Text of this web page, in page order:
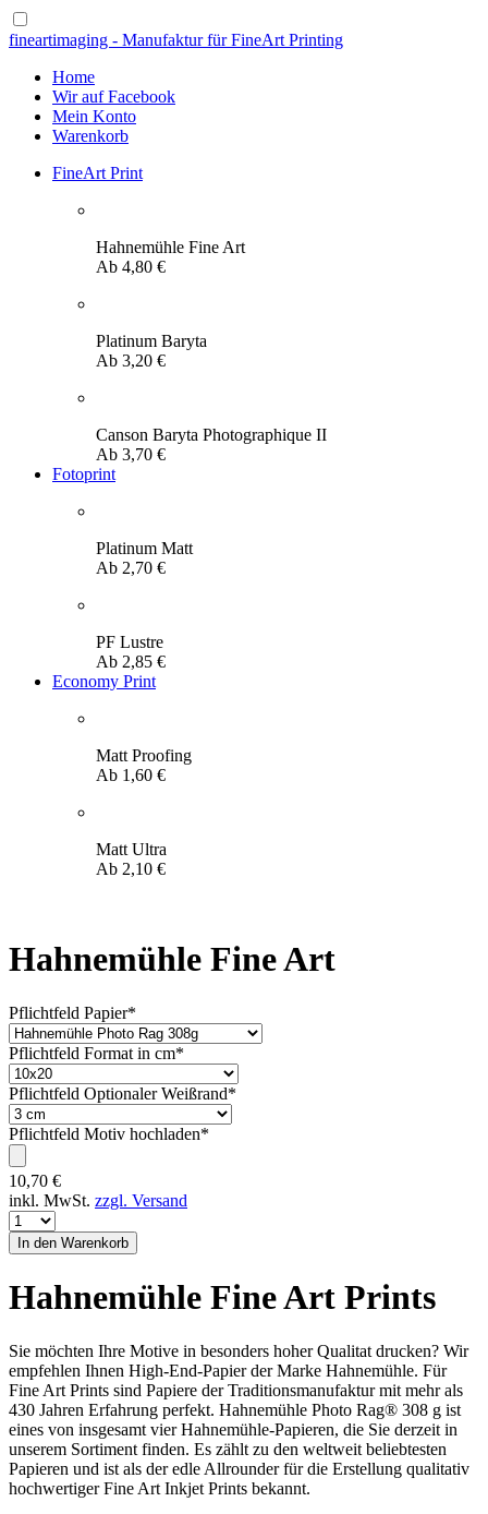
fineartimaging - Manufaktur für FineArt Printing
Home
Wir auf Facebook
Mein Konto
Warenkorb
FineArt Print
Hahnemühle Fine Art
Ab 4,80 €
Platinum Baryta
Ab 3,20 €
Canson Baryta Photographique II
Ab 3,70 €
Fotoprint
Platinum Matt
Ab 2,70 €
PF Lustre
Ab 2,85 €
Economy Print
Matt Proofing
Ab 1,60 €
Matt Ultra
Ab 2,10 €
Hahnemühle Fine Art
Pflichtfeld Papier*
Pflichtfeld Format in cm*
Pflichtfeld Optionaler Weißrand*
Pflichtfeld Motiv hochladen*
10,70 €
inkl. MwSt. zzgl. Versand
Hahnemühle Fine Art Prints
Sie möchten Ihre Motive in besonders hoher Qualitat drucken? Wir
empfehlen Ihnen High-End-Papier der Marke Hahnemühle. Für
Fine Art Prints sind Papiere der Traditionsmanufaktur mit mehr als
430 Jahren Erfahrung perfekt. Hahnemühle Photo Rag® 308 g ist
eines von insgesamt vier Hahnemühle-Papieren, die Sie derzeit in
unserem Sortiment finden. Es zählt zu den weltweit beliebtesten
Papieren und ist als der edle Allrounder für die Erstellung qualitativ
hochwertiger Fine Art Inkjet Prints bekannt.